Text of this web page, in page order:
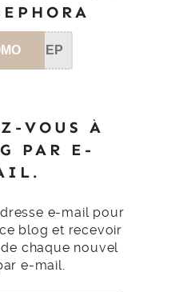
SEP
VOUS À
PAR E-
e-mail pour
blog et recevoir
chaque nouvel
e-mail.